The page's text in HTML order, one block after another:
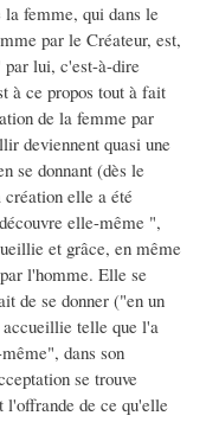
femme, qui dans le
par le Créateur, est,
lui, c'est-à-dire
à ce propos tout à fait
de la femme par
deviennent quasi une
se donnant (dès le
elle a été
elle-même ",
et grâce, en même
l'homme. Elle se
de se donner ("en un
accueillie telle que l'a
dans son
se trouve
l'offrande de ce qu'elle